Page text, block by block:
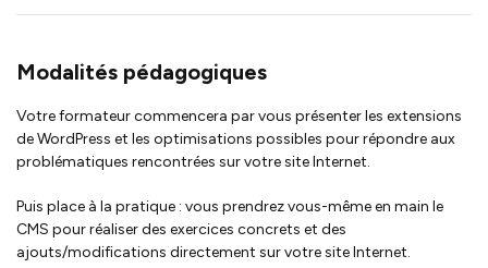
Modalités pédagogiques
Votre formateur commencera par vous présenter les extensions
de WordPress et les optimisations possibles pour répondre aux
problématiques rencontrées sur votre site Internet.
Puis place à la pratique : vous prendrez vous-même en main le
CMS pour réaliser des exercices concrets et des
ajouts/modifications directement sur votre site Internet.